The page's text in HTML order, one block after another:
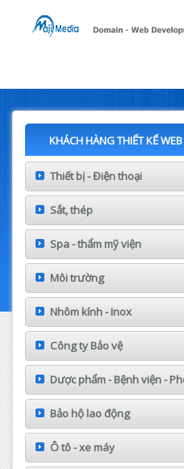
KHÁCH HÀNG THIẾT KẾ
Thiết bị - Điện thoại
Sắt, thép
Spa - thẩm mỹ viện
Môi trường
Nhôm kính - Inox
Công ty Bảo vệ
Dược phẩm - Bệnh viện -
Bảo hộ lao động
Ô tô - xe máy